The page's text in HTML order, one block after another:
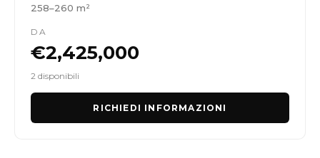
258–260 m²
DA
€2,425,000
2 disponibili
RICHIEDI INFORMAZIONI